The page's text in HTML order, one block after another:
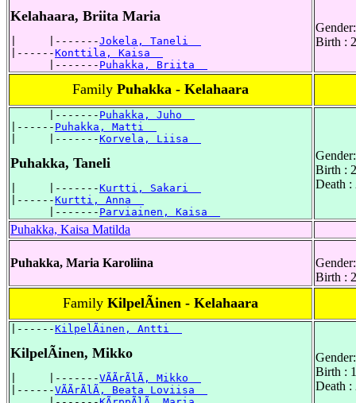
Kelahaara, Briita Maria
|     |-------Jokela, Taneli
|------Konttila, Kaisa
      |-------
Puhakka, Briita
Birth :
Family Puhakka - Kelahaara
      |-------
Puhakka, Juho
|------ Puhakka, Matti
|     |-------Korvela, Liisa
Puhakka, Taneli
|     |-------Kurtti, Sakari
|------Kurtti, Anna
      |-------
Parviainen, Kaisa
Birth :
Death :
Puhakka, Kaisa Matilda
Puhakka, Maria Karoliina
Birth :
Family KilpelÃinen - Kelahaara
|------KilpelÃinen, Antti
KilpelÃinen, Mikko
|     |-------VÃÃrÃlÃ, Mikko
|------VÃÃrÃlÃ, Beata Loviisa
Birth :
Death :